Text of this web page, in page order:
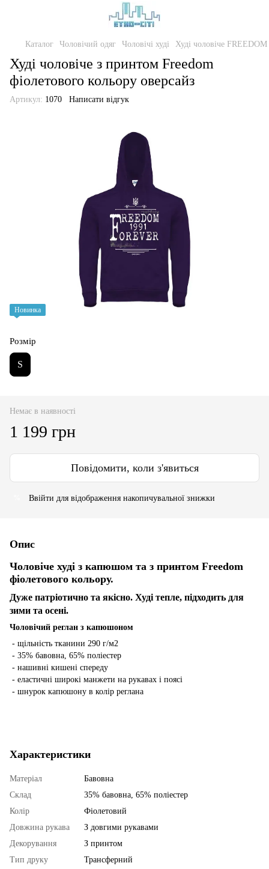
Каталог Чоловічий одяг Чоловічі худі Худі чоловіче
Худі чоловіче з принтом Freedom
фіолетового кольору оверсайз
Артикул: 1070 Написати відгук
Новинка
Розмір
S
Немає в наявності
1 199 грн
Повідомити, коли з'явиться
Ввійти для відображення накопичувальної знижки
Опис
Чоловіче худі з капюшом та з принтом Freedom
фіолетового кольору.
Дуже патріотично та якісно. Худі тепле, підходить для
зими та осені.
Чоловічий реглан з капюшоном
- щільність тканини 290 г/м2
- 35% бавовна, 65% поліестер
- нашивні кишені спереду
- еластичні широкі манжети на рукавах і поясі
- шнурок капюшону в колір реглана
Характеристики
Матеріал
Бавовна
Склад
35% бавовна, 65% поліестер
Колір
Фіолетовий
Довжина рукава
З довгими рукавами
Декорування
З принтом
Тип друку
Трансферний